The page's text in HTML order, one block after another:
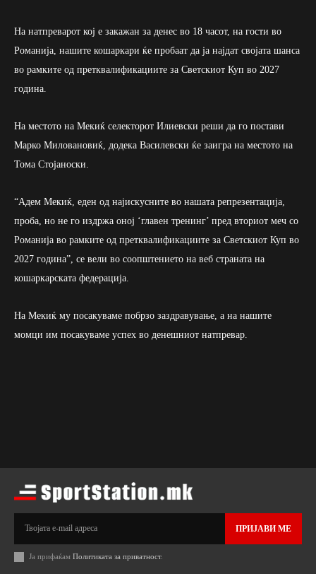
На натпреварот кој е закажан за денес во 18 часот, на гости во
Романија, нашите кошаркари ќе пробаат да ја најдат својата шанса
во рамките од претквалификациите за Светскиот Куп во 2027
година.
На местото на Мекиќ селекторот Илиевски реши да го постави
Марко Миловановиќ, додека Василевски ќе заигра на местото на
Тома Стојаноски.
“Адем Мекиќ, едeн од најискусните во нашата репрезентација,
проба, но не го издржа оној ‘главен тренинг’ пред вториот меч со
Романија во рамките од претквалификациите за Светскиот Куп во
2027 година”, се вели во соопштението на веб страната на
кошаркарската федерација.
На Мекиќ му посакуваме побрзо заздравување, а на нашите
момци им посакуваме успех во денешниот натпревар.
ПРИЈАВИ МЕ
Ја прифаќам Политиката за приватност.